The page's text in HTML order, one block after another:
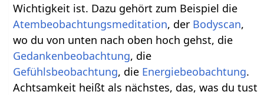
Wichtigkeit ist. Dazu gehört zum Beispiel die
Atembeobachtungsmeditation, der Bodyscan,
wo du von unten nach oben hoch gehst, die
Gedankenbeobachtung, die
Gefühlsbeobachtung, die Energiebeobachtung.
Achtsamkeit heißt als nächstes, das, was du tust